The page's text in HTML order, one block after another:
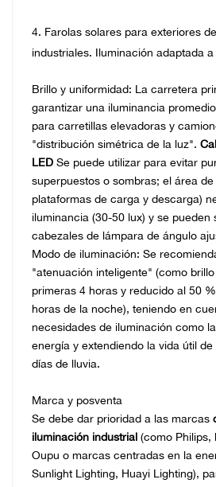
4. Farolas solares para exteriores
industriales. Iluminación adaptada
Brillo y uniformidad: La carretera
garantizar una iluminancia
para carretillas elevadoras y
"distribución simétrica de la luz".
LED Se puede utilizar para evitar
superpuestos o sombras; el área
plataformas de carga y descarga)
iluminancia (30-50 lux) y se pueden
cabezales de lámpara de ángulo
Modo de iluminación: Se
"atenuación inteligente" (como
primeras 4 horas y reducido al 50
horas de la noche), teniendo en
necesidades de iluminación como
energía y extendiendo la vida útil
días de lluvia.
Marca y posventa
Se debe dar prioridad a las marcas
iluminación industrial (como Philips,
Oupu o marcas centradas en la
Sunlight Lighting, Huayi Lighting),